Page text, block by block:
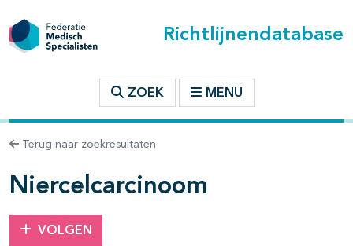
Richtlijnendatabase
ZOEK MENU
Terug naar zoekresultaten
Niercelcarcinoom
VOLGEN
binnen deze richtlijn